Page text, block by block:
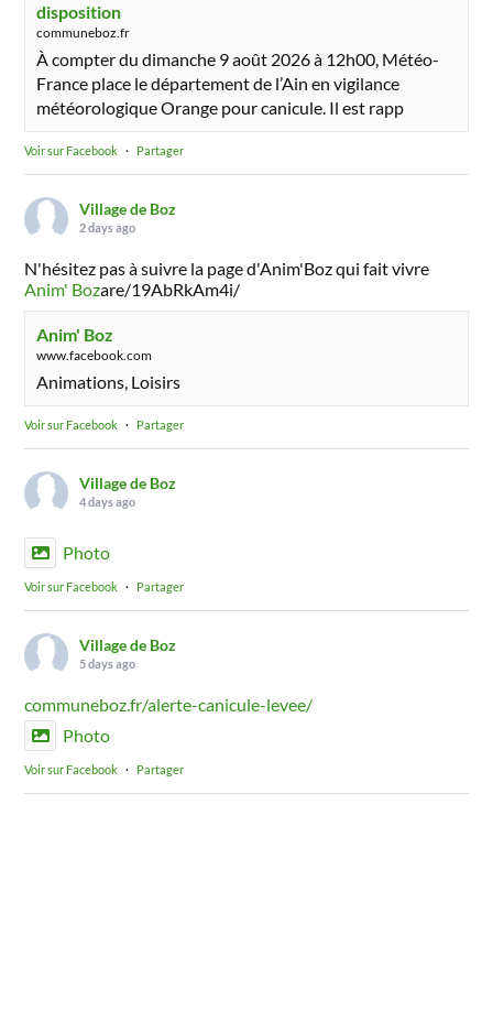
disposition
communeboz.fr
À compter du dimanche 9 août 2026 à 12h00, Météo-
France place le département de l’Ain en vigilance
météorologique Orange pour canicule. Il est rapp
Voir sur Facebook · Partager
Village de Boz
2 days ago
N'hésitez pas à suivre la page d'Anim'Boz qui fait vivre
Anim' Bozare/19AbRkAm4i/
Anim' Boz
www.facebook.com
Animations, Loisirs
Voir sur Facebook · Partager
Village de Boz
4 days ago
Photo
Voir sur Facebook · Partager
Village de Boz
5 days ago
communeboz.fr/alerte-canicule-levee/
Photo
Voir sur Facebook · Partager